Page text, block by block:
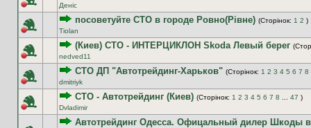
Деніс
посоветуйте СТО в городе Ровно(Рівне) (Сторінок: 1 2 )
Tiolan
(Киев) СТО - ИНТЕРЦИКЛОН Skoda Левый берег
nedved11
СТО ДП "Автотрейдинг-Харьков" (Сторінок: 1 2 3 4 5 6 7 8
dmitriyk
СТО - Автотрейдинг (Киев) (Сторінок: 1 2 3 4 5 6 7 8 47 )
Dvladimir
Автотрейдинг Одесса. Офицальный дилер Шкоды